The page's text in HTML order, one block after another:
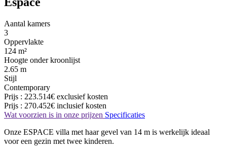
Aantal kamers
3
Oppervlakte
124 m²
Hoogte onder kroonlijst
2.65 m
Stijl
Contemporary
Prijs : 223.514€ exclusief kosten
Prijs : 270.452€ inclusief kosten
Wat voorzien is in onze prijzen Specificaties
Onze ESPACE villa met haar gevel van 14 m is werkelijk ideaal
voor een gezin met twee kinderen.